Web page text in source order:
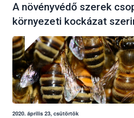
A növényvédő szerek
környezeti kockázat
2020. április 23, csütörtök